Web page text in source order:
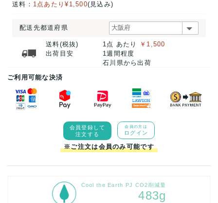
送料： 1点あたり¥1,500(見込み)
配送先都道府県
送料(税抜)
出荷目安
1点 あたり
￥1,500
1週間程度
石川県から出荷
ご利用可能な決済
会員登録して
注文する
会員の方は
ログイン
※ご注文は会員のみ可能です
Cool the Earth PJ CO2削減量
483g